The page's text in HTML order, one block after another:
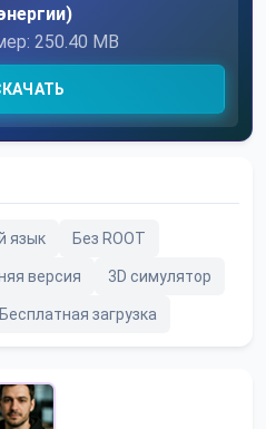
250.40 MB
язык Без ROOT
версия 3D симулятор
Бесплатная загрузка